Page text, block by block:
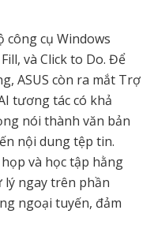
công cụ Windows
và Click to Do. Để
ASUS còn ra mắt Trợ
tương tác có khả
nói thành văn bản
nội dung tệp tin.
và học tập hằng
lý ngay trên phần
ngoại tuyến, đảm